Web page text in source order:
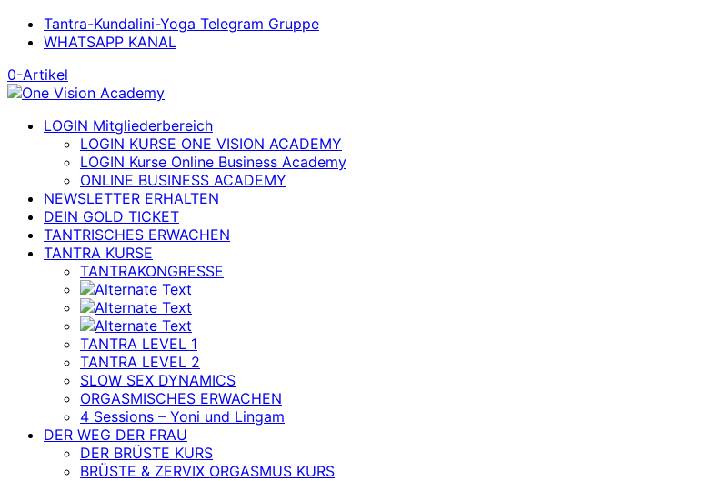
Tantra-Kundalini-Yoga Telegram Gruppe
WHATSAPP KANAL
0-Artikel
LOGIN Mitgliederbereich
LOGIN KURSE ONE VISION ACADEMY
LOGIN Kurse Online Business Academy
ONLINE BUSINESS ACADEMY
NEWSLETTER ERHALTEN
DEIN GOLD TICKET
TANTRISCHES ERWACHEN
TANTRA KURSE
TANTRAKONGRESSE
TANTRA LEVEL 1
TANTRA LEVEL 2
SLOW SEX DYNAMICS
ORGASMISCHES ERWACHEN
4 Sessions – Yoni und Lingam
DER WEG DER FRAU
DER BRÜSTE KURS
BRÜSTE & ZERVIX ORGASMUS KURS